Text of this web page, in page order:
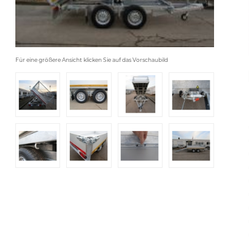
Für eine größere Ansicht klicken Sie auf das Vorschaubild